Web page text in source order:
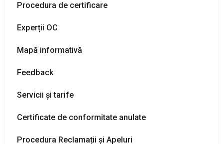
Procedura de certificare
Experții OC
Mapă informativă
Feedback
Servicii şi tarife
Certificate de conformitate anulate
Procedura Reclamații și Apeluri